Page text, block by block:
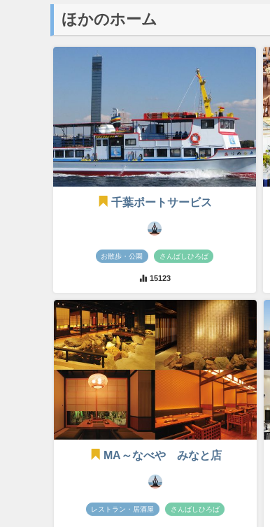
ほかのホーム
千葉ポートサービス
お散歩・公園 さんばしひろば
15123
MA～なべや みなと店
レストラン・居酒屋 さんばしひろば